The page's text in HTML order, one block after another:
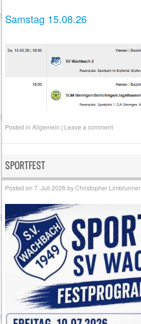
Samstag 15.08.26
Posted inAllgemein | Leave a comment
SPORTFEST
Posted on7. Juli 2026 byChristopher Limbrunner